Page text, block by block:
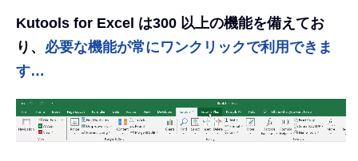
Kutools for Excel は300 以上の機能を備えてお
り、 必要な機能が常にワンクリックで利用できま
す…